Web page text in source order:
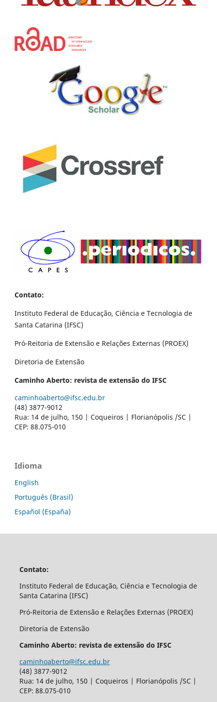
Contato:
Instituto Federal de Educação, Ciência e Tecnologia de
Santa Catarina (IFSC)
Pró-Reitoria de Extensão e Relações Externas (PROEX)
Diretoria de Extensão
Caminho Aberto: revista de extensão do IFSC
caminhoaberto@ifsc.edu.br
(48) 3877-9012
Rua: 14 de julho, 150 | Coqueiros | Florianópolis /SC |
CEP: 88.075-010
Idioma
English
Português (Brasil)
Español (España)
Contato:
Instituto Federal de Educação, Ciência e Tecnologia de
Santa Catarina (IFSC)
Pró-Reitoria de Extensão e Relações Externas (PROEX)
Diretoria de Extensão
Caminho Aberto: revista de extensão do IFSC
caminhoaberto@ifsc.edu.br
(48) 3877-9012
Rua: 14 de julho, 150 | Coqueiros | Florianópolis /SC |
CEP: 88.075-010